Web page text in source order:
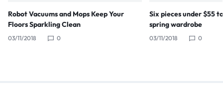
Robot Vacuums and Mops Keep Your
Floors Sparkling Clean
03/11/2018 0
Six pieces under $55
spring wardrobe
03/11/2018 0